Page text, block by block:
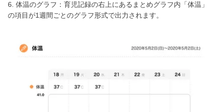
6. 体温のグラフ：育児記録の右上にあるまとめグラフ内「体温」
の項目が1週間ごとのグラフ形式で出力されます。